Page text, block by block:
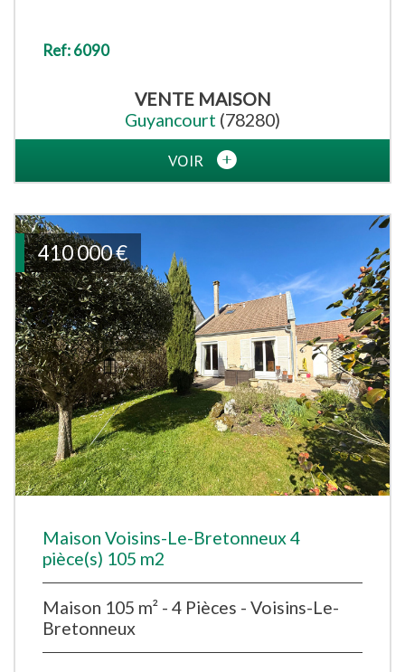
Ref: 6090
VENTE MAISON
Guyancourt (78280)
VOIR
410 000€
Maison Voisins-Le-Bretonneux 4
pièce(s) 105 m2
Maison 105 m² - 4 Pièces - Voisins-Le-
Bretonneux